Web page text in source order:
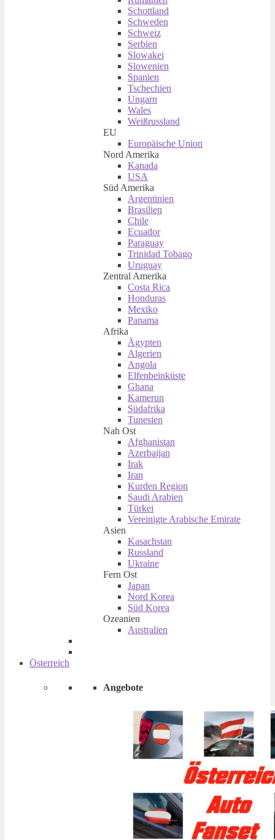
Schottland
Schweden
Schweiz
Serbien
Slowakei
Slowenien
Spanien
Tschechien
Ungarn
Wales
Weißrussland
EU
Europäische Union
Nord Amerika
Kanada
USA
Süd Amerika
Argentinien
Brasilien
Chile
Ecuador
Paraguay
Trinidad Tobago
Uruguay
Zentral Amerika
Costa Rica
Honduras
Mexiko
Panama
Afrika
Ägypten
Algerien
Angola
Elfenbeinküste
Ghana
Kamerun
Südafrika
Tunesien
Nah Ost
Afghanistan
Azerbaijan
Irak
Iran
Kurden Region
Saudi Arabien
Türkei
Vereinigte Arabische Emirate
Asien
Kasachstan
Russland
Ukraine
Fern Ost
Japan
Nord Korea
Süd Korea
Ozeanien
Australien
Österreich
Angebote